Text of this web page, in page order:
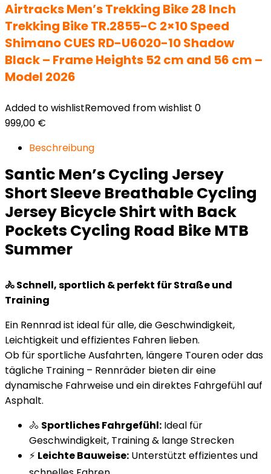
Airtracks Men’s Trekking Bike 28 Inch
Trekking Bike TR.2855-C 2×10 Speed
Shimano CUES RD-U6020-10 Shadow
Black – Frame Heights 52 cm and 56 cm –
Model 2026
Added to wishlistRemoved from wishlist 0
999,00 €
Beschreibung
Santic Men’s Cycling Jersey
Short Sleeve Breathable Cycling
Jersey Bicycle Shirt with Back
Pockets Cycling Road Bike MTB
Summer
🚴 Schnell, sportlich & perfekt für Straße und
Training
Ein Rennrad ist ideal für alle, die Geschwindigkeit,
Leichtigkeit und effizientes Fahren lieben.
Ob für sportliche Ausfahrten, längere Touren oder das
tägliche Training – Rennräder bieten dir eine
dynamische Fahrweise und ein direktes Fahrgefühl auf
Asphalt.
🚴 Sportliches Fahrgefühl: Ideal für
Geschwindigkeit, Training & lange Strecken
⚡ Leichte Bauweise: Unterstützt effizientes und